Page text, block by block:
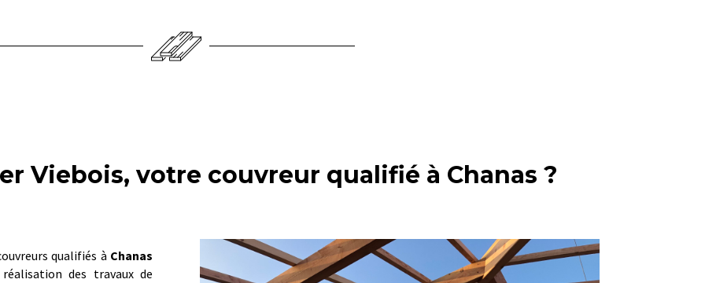
Viebois, votre couvreur qualifié à Chanas ?
qualifiés à Chanas
des travaux de